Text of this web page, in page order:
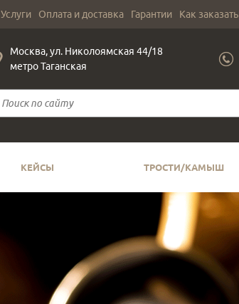
Услуги Оплата и доставка Гарантии Как заказать
Москва, ул. Николоямская 44/18
метро Таганская
КЕЙСЫ ТРОСТИ/КАМЫШ